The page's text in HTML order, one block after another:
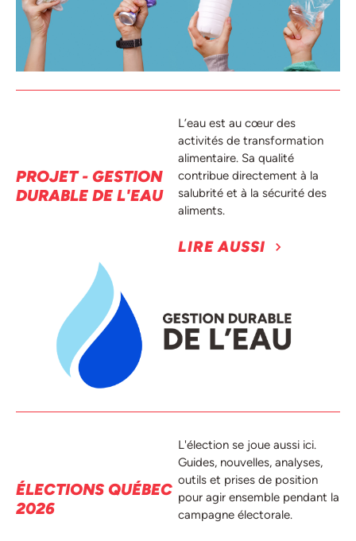
PROJET - GESTION
DURABLE DE L'EAU
L’eau est au cœur des
activités de transformation
alimentaire. Sa qualité
contribue directement à la
salubrité et à la sécurité des
aliments.
LIRE AUSSI
ÉLECTIONS QUÉBEC
2026
L'élection se joue aussi ici.
Guides, nouvelles, analyses,
outils et prises de position
pour agir ensemble pendant la
campagne électorale.